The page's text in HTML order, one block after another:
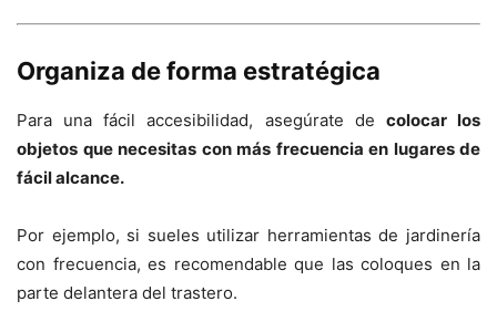
Organiza de forma estratégica
Para una fácil accesibilidad, asegúrate de colocar los
objetos que necesitas con más frecuencia en lugares de
fácil alcance.
Por ejemplo, si sueles utilizar herramientas de jardinería
con frecuencia, es recomendable que las coloques en la
parte delantera del trastero.